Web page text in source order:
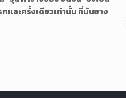
และครั้งเดียวเท่านั้น ที่นันยาง